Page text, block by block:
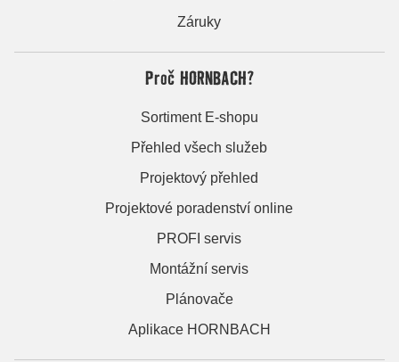
Záruky
Proč HORNBACH?
Sortiment E-shopu
Přehled všech služeb
Projektový přehled
Projektové poradenství online
PROFI servis
Montážní servis
Plánovače
Aplikace HORNBACH